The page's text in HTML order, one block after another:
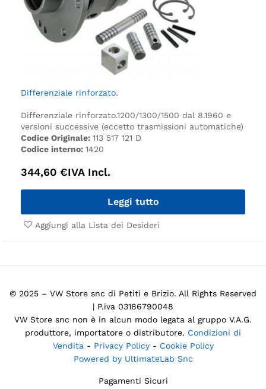
Differenziale rinforzato.
Differenziale rinforzato.1200/1300/1500 dal 8.1960 e
versioni successive (eccetto trasmissioni automatiche)
Codice Originale: 113 517 121 D
Codice interno: 1420
344,60 €IVA Incl.
Leggi tutto
Aggiungi alla Lista dei Desideri
© 2025 – VW Store snc di Petiti e Brizio. All Rights Reserved
| P.iva 03186790048
VW Store snc non è in alcun modo legata al gruppo V.A.G.
produttore, importatore o distributore. Condizioni di
Vendita - Privacy Policy - Cookie Policy
Powered by UltimateLab Snc
Pagamenti Sicuri